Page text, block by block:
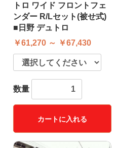
トロ ワイド フロントフェ
ンダー R/Lセット(被せ式)
■日野 デュトロ
￥61,270 ～ ￥67,430
数量
カートに入れる